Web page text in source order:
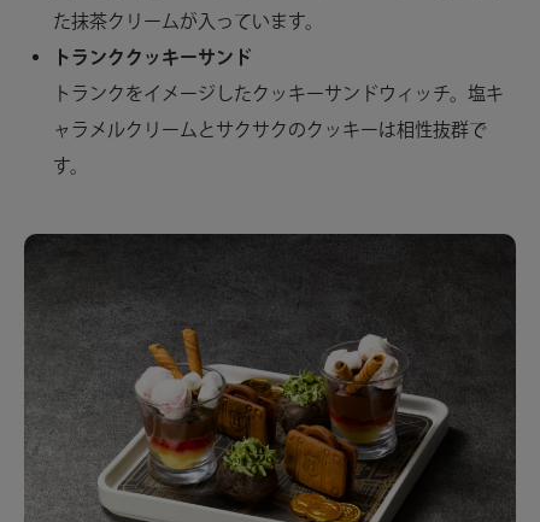
た抹茶クリームが入っています。
トランククッキーサンド
トランクをイメージしたクッキーサンドウィッチ。塩キ
ャラメルクリームとサクサクのクッキーは相性抜群で
す。